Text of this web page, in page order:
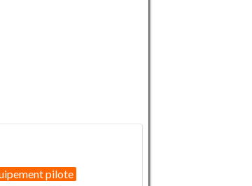
pilote